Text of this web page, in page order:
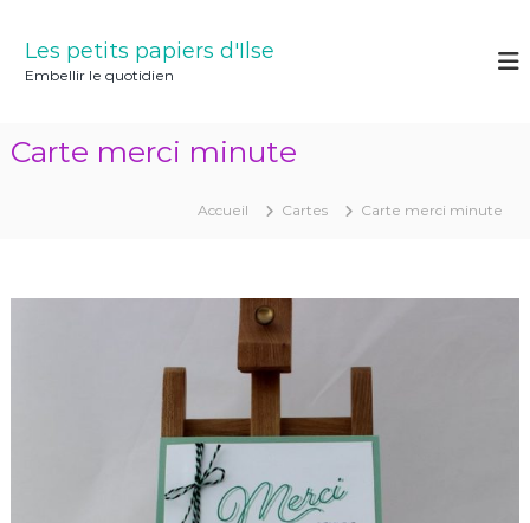
Les petits papiers d'Ilse
Embellir le quotidien
Carte merci minute
Accueil Cartes Carte merci minute